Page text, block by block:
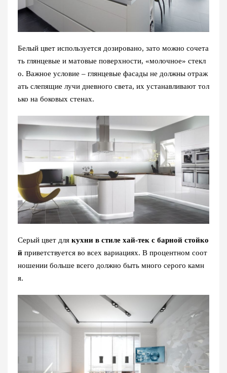
Белый цвет используется дозировано, зато можно сочета
ть глянцевые и матовые поверхности, «молочное» стекл
о. Важное условие – глянцевые фасады не должны отраж
ать слепящие лучи дневного света, их устанавливают тол
ько на боковых стенах.
Серый цвет для кухни в стиле хай-тек с барной стойко
й приветствуется во всех вариациях. В процентном соот
ношении больше всего должно быть много серого камн
я.